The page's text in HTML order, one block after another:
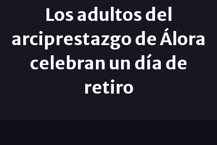
Los adultos del
arciprestazgo de Álora
celebran un día de
retiro